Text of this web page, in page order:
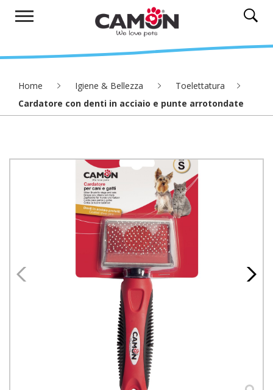
Home Igiene & Bellezza
Toelettatura
Cardatore con denti in acciaio e punte arrotondate